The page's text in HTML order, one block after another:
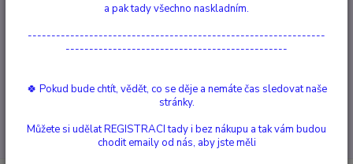
a pak tady všechno naskladním.
---------------------------------------------------------------
-----------------------------------------------
🍀 Pokud bude chtít, vědět, co se děje a nemáte čas sledovat naše
stránky.
Můžete si udělat REGISTRACI tady i bez nákupu a tak vám budou
chodit emaily od nás, aby jste měli